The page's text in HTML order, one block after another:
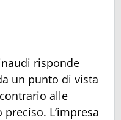
risponde
un punto di vista
alle
L’impresa